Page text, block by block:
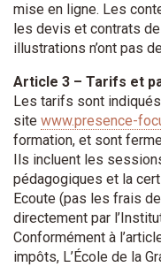
mise en ligne. Les
les devis et contrats
illustrations n’ont pas
Article 3 – Tarifs et
Les tarifs sont
site www.presence-
formation, et sont
Ils incluent les
pédagogiques et la
Ecoute (pas les frais
directement par
Conformément à
impôts, L’École de la